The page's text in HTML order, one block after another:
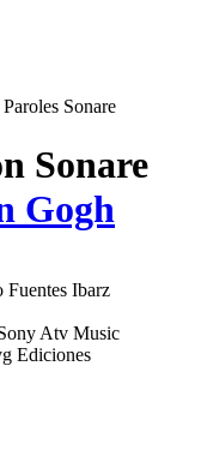
Paroles Sonare
Sonare
Gogh
Fuentes Ibarz
Atv Music
Ediciones